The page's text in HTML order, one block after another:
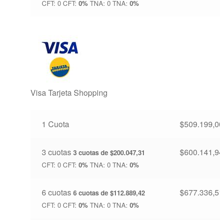
CFT: 0 CFT: 0% TNA: 0 TNA: 0%
Visa Tarjeta Shopping
1 Cuota $
3 cuotas 3 cuotas de $200.047,31
CFT: 0 CFT: 0% TNA: 0 TNA: 0%
$
6 cuotas 6 cuotas de $112.889,42
CFT: 0 CFT: 0% TNA: 0 TNA: 0%
$